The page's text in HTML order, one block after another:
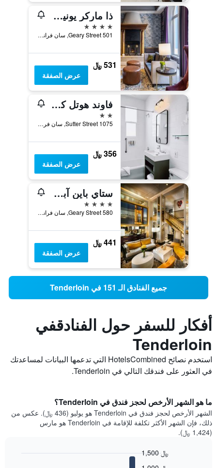
ذا ماركر يونيون سكوير سان فرانسيسكو
4 نجوم
501 Geary Street, سان فرانسسكو, CA, الولايات المتحدة الأميريكية
531 ﷼
عرض الصفقة
فاوند هوتل كارلتو ، نوب هيل
2 نجمتين
1075 Sutter Street, سان فرانسسكو, CA, الولايات المتحدة الأميريكية
356 ﷼
عرض الصفقة
ستاي باين آبل، أن إليجانت هوتل، يونيون سكوير
4 نجوم
580 Geary Street, سان فرانسسكو, CA, الولايات المتحدة الأميريكية
441 ﷼
عرض الصفقة
جميع الفنادق الـ 151 في Tenderloin
أفكار للسفر حول الفنادقفي
Tenderloin
استخدم نصائح HotelsCombined التي تدعمها البيانات لمساعدتك
في العثور على فندقك التالي في Tenderloin.
ما هو الشهر الأرخص لحجز فندق في Tenderloin؟
الشهر الأرخص لحجز فندق في Tenderloin هو يوليو (436 ﷼). عكس من
ذلك، فإن الشهر الأكثر تكلفة للإقامة في Tenderloin هو مارس
(1,424 ﷼).
1,500 ﷼